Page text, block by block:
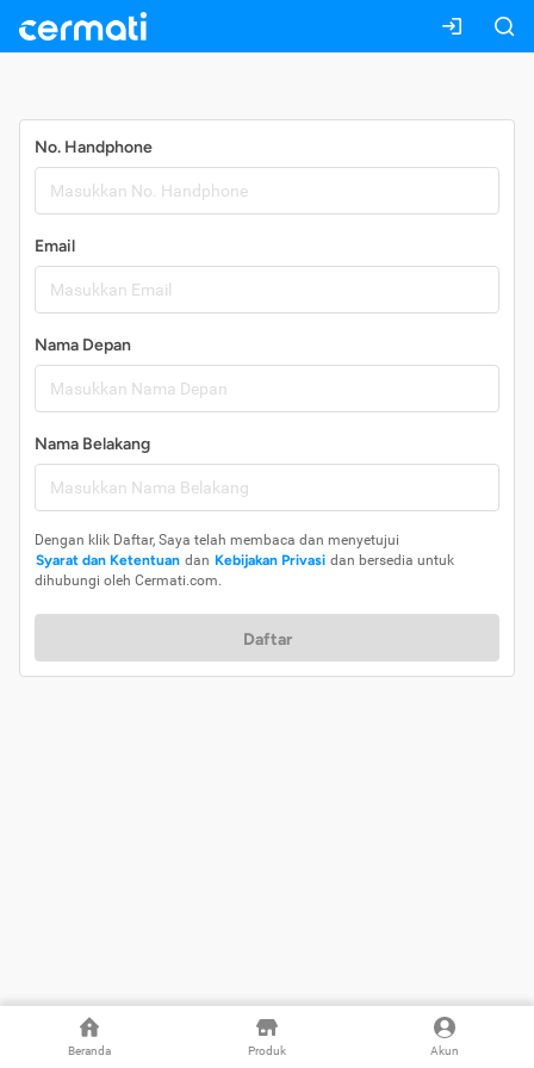
Beranda Produk Akun
No. Handphone
Email
Nama Depan
Nama Belakang
Dengan klik Daftar, Saya telah membaca dan menyetujui
Syarat dan Ketentuan dan Kebijakan Privasi dan bersedia untuk
dihubungi oleh Cermati.com.
Daftar